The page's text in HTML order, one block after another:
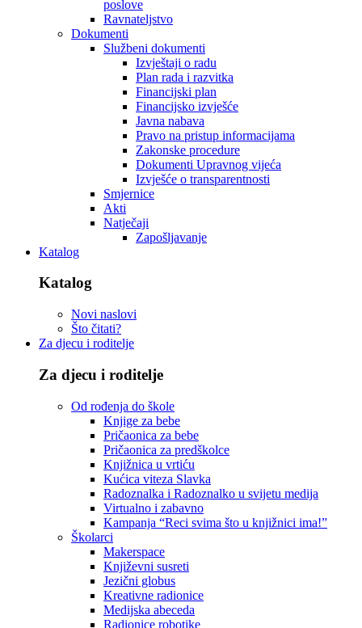
poslove
Ravnateljstvo
Dokumenti
Službeni dokumenti
Izvještaji o radu
Plan rada i razvitka
Financijski plan
Financijsko izvješće
Javna nabava
Pravo na pristup informacijama
Zakonske procedure
Dokumenti Upravnog vijeća
Izvješće o transparentnosti
Smjernice
Akti
Natječaji
Zapošljavanje
Katalog
Katalog
Novi naslovi
Što čitati?
Za djecu i roditelje
Za djecu i roditelje
Od rođenja do škole
Knjige za bebe
Pričaonica za bebe
Pričaonica za predškolce
Knjižnica u vrtiću
Kućica viteza Slavka
Radoznalka i Radoznalko u svijetu medija
Virtualno i zabavno
Kampanja “Reci svima što u knjižnici ima!”
Školarci
Makerspace
Književni susreti
Jezični globus
Kreativne radionice
Medijska abeceda
Radionice robotike